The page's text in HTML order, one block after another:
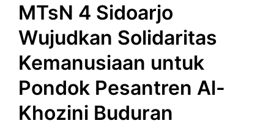
MTsN 4 Sidoarjo
Wujudkan Solidaritas
Kemanusiaan untuk
Pondok Pesantren Al-
Khozini Buduran